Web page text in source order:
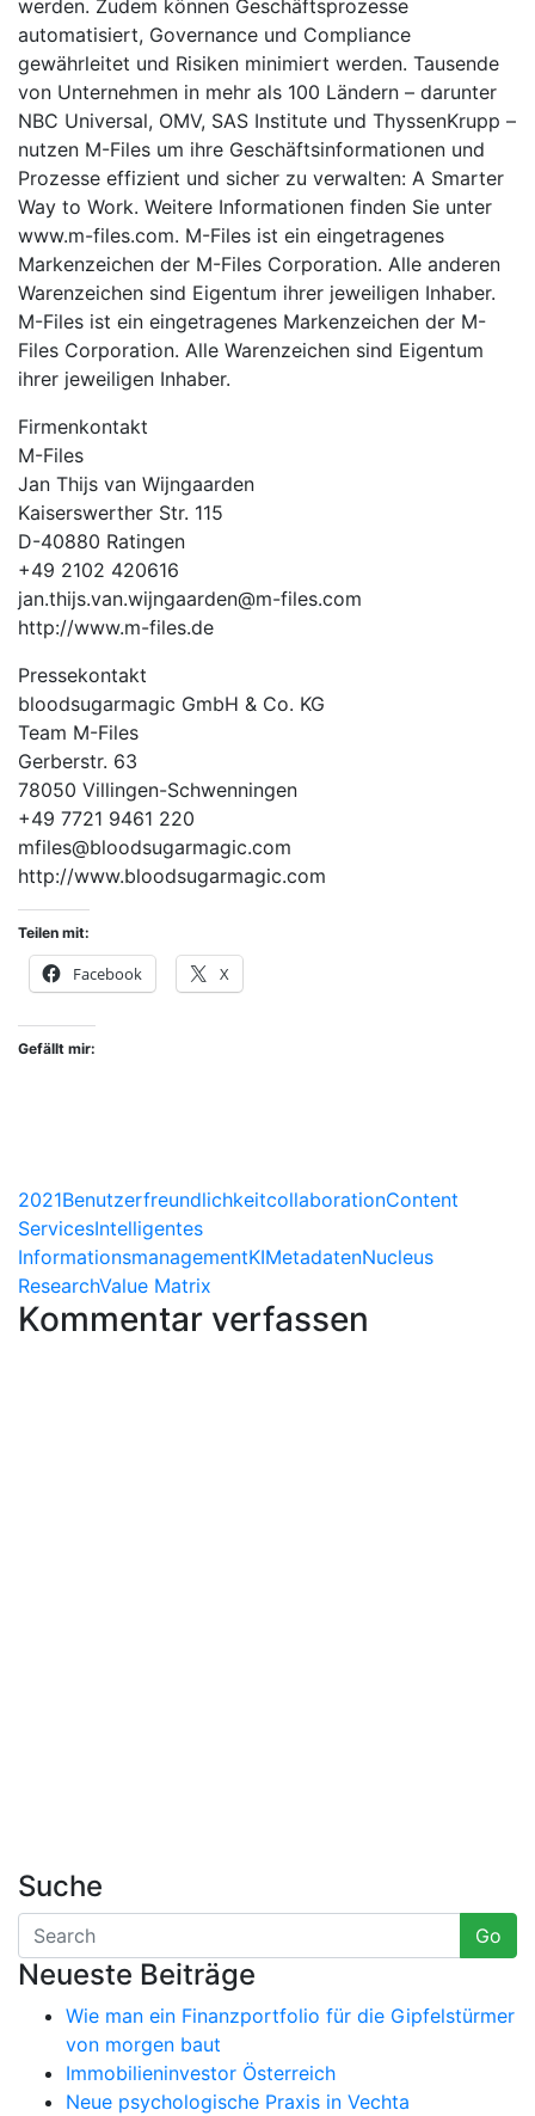
werden. Zudem können Geschäftsprozesse
automatisiert, Governance und Compliance
gewährleitet und Risiken minimiert werden. Tausende
von Unternehmen in mehr als 100 Ländern – darunter
NBC Universal, OMV, SAS Institute und ThyssenKrupp –
nutzen M-Files um ihre Geschäftsinformationen und
Prozesse effizient und sicher zu verwalten: A Smarter
Way to Work. Weitere Informationen finden Sie unter
www.m-files.com. M-Files ist ein eingetragenes
Markenzeichen der M-Files Corporation. Alle anderen
Warenzeichen sind Eigentum ihrer jeweiligen Inhaber.
M-Files ist ein eingetragenes Markenzeichen der M-
Files Corporation. Alle Warenzeichen sind Eigentum
ihrer jeweiligen Inhaber.
Firmenkontakt
M-Files
Jan Thijs van Wijngaarden
Kaiserswerther Str. 115
D-40880 Ratingen
+49 2102 420616
jan.thijs.van.wijngaarden@m-files.com
http://www.m-files.de
Pressekontakt
bloodsugarmagic GmbH & Co. KG
Team M-Files
Gerberstr. 63
78050 Villingen-Schwenningen
+49 7721 9461 220
mfiles@bloodsugarmagic.com
http://www.bloodsugarmagic.com
Teilen mit:
Facebook X
Gefällt mir:
2021BenutzerfreundlichkeitcollaborationContent
ServicesIntelligentes
InformationsmanagementKIMetadatenNucleus
ResearchValue Matrix
Kommentar verfassen
Suche
Go
Neueste Beiträge
Wie man ein Finanzportfolio für die Gipfelstürmer
von morgen baut
Immobilieninvestor Österreich
Neue psychologische Praxis in Vechta